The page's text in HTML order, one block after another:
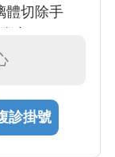
體切除手
診掛號